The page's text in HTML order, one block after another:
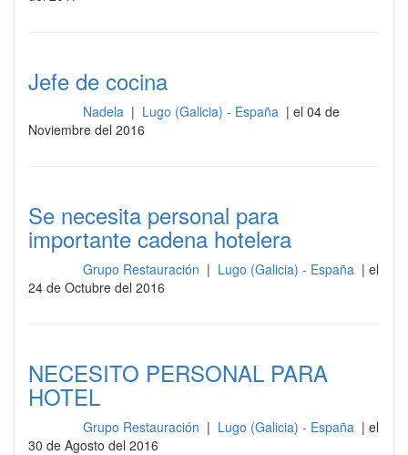
Jefe de cocina
Nadela | Lugo (Galicia) - España | el 04 de
Noviembre del 2016
Se necesita personal para
importante cadena hotelera
Grupo Restauración | Lugo (Galicia) - España | el
24 de Octubre del 2016
NECESITO PERSONAL PARA
HOTEL
Grupo Restauración | Lugo (Galicia) - España | el
30 de Agosto del 2016